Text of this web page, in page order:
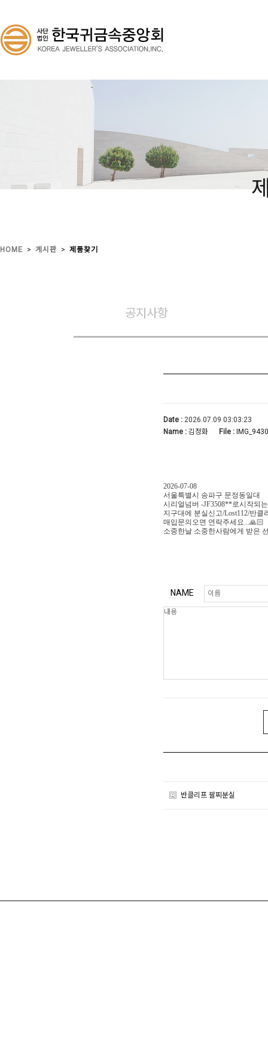
HOME > 게시판 > 제품찾기
공지사항
Date :2026.07.09 03:03:23
Name :김정화 File :
2026-07-08
서울특별시 송파구 문정동일대
시리얼넘버 -JF3508**로시작되
지구대에 분실신고/Lost112/반
매입문의오면 연락주세요...🙏🏻
소중한날 소중한사람에게 받은
NAME
반클리프 팔찌분실